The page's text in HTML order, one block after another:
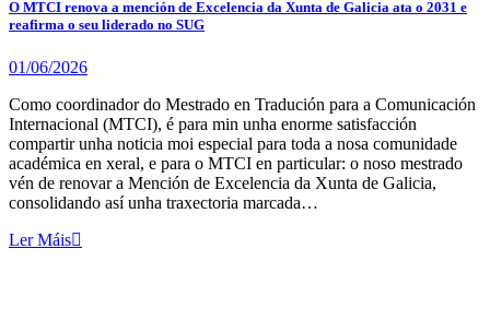
O MTCI renova a mención de Excelencia da Xunta de Galicia ata o 2031 e
reafirma o seu liderado no SUG
01/06/2026
Como coordinador do Mestrado en Tradución para a Comunicación
Internacional (MTCI), é para min unha enorme satisfacción
compartir unha noticia moi especial para toda a nosa comunidade
académica en xeral, e para o MTCI en particular: o noso mestrado
vén de renovar a Mención de Excelencia da Xunta de Galicia,
consolidando así unha traxectoria marcada…
Ler Máis